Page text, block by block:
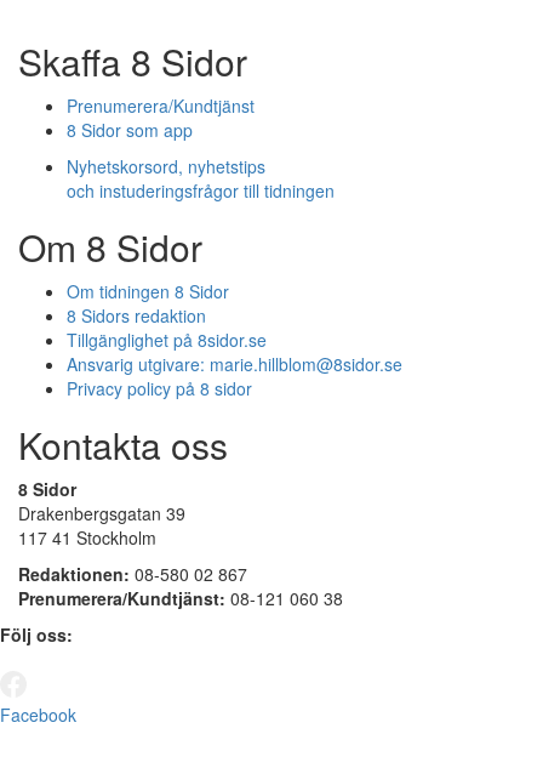
Skaffa 8 Sidor
Prenumerera/Kundtjänst
8 Sidor som app
Nyhetskorsord, nyhetstips
och instuderingsfrågor till tidningen
Om 8 Sidor
Om tidningen 8 Sidor
8 Sidors redaktion
Tillgänglighet på 8sidor.se
Ansvarig utgivare: marie.hillblom@8sidor.se
Privacy policy på 8 sidor
Kontakta oss
8 Sidor
Drakenbergsgatan 39
117 41 Stockholm
Redaktionen: 08-580 02 867
Prenumerera/Kundtjänst: 08-121 060 38
Följ oss:
Facebook